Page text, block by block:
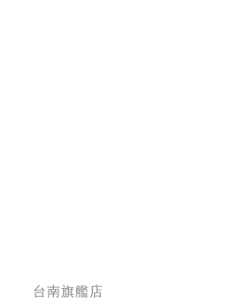
台南旗艦店